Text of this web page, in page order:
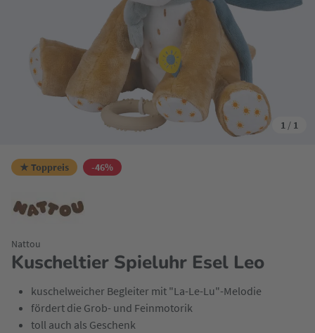
1 / 1
★ Toppreis -46%
Kuscheltier Spieluhr Esel Leo
Nattou
kuschelweicher Begleiter mit "La-Le-Lu"-Melodie
fördert die Grob- und Feinmotorik
toll auch als Geschenk